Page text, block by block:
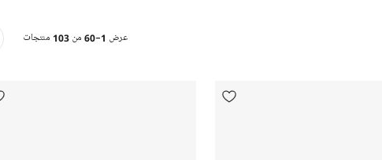
عرض 1-60 من 103 منتجات